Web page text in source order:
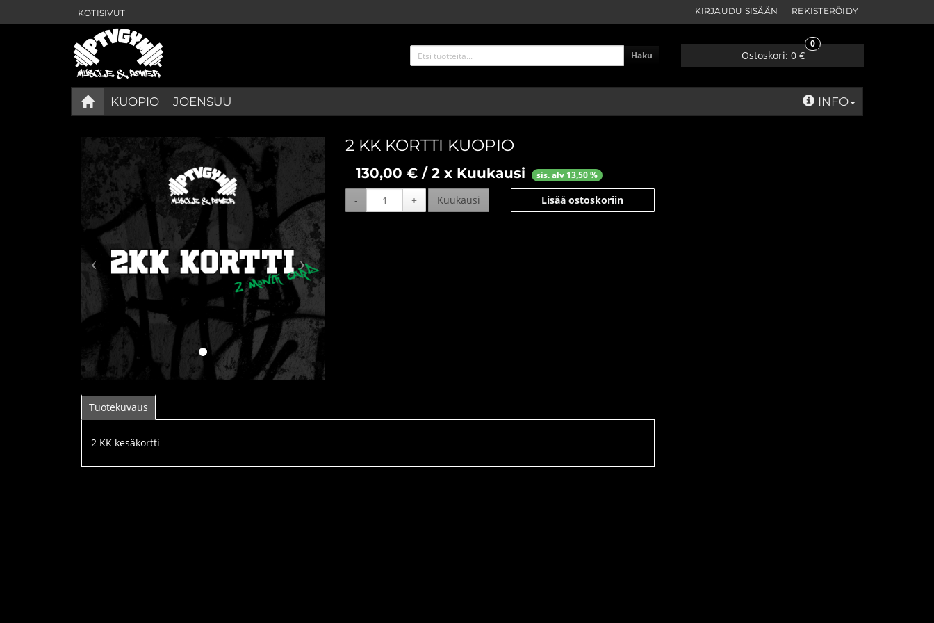
KOTISIVUT KIRJAUDU SISÄÄN REKISTERÖIDY
Haku Ostoskori: 0 €
0
KUOPIO JOENSUU INFO
2 KK KORTTI KUOPIO
130,00 € / 2 x Kuukausi sis. alv 13,50 %
- + Kuukausi Lisää ostoskoriin
Tuotekuvaus
2 KK kesäkortti